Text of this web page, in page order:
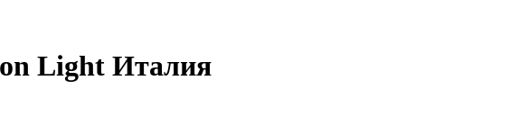
Light Италия